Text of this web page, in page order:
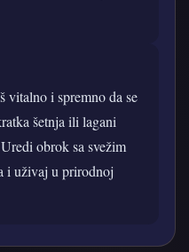
vitalno i spremno da se
šetnja ili lagani
obrok sa svežim
i uživaj u prirodnoj